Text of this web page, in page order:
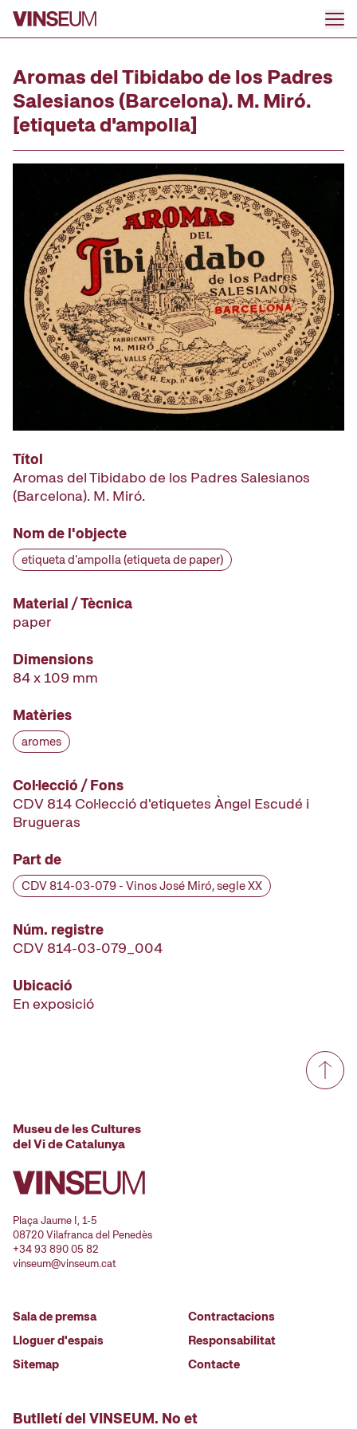
Anar al contingut
Aromas del Tibidabo de los Padres
Salesianos (Barcelona). M. Miró.
[etiqueta d'ampolla]
Títol
Aromas del Tibidabo de los Padres Salesianos
(Barcelona). M. Miró.
Nom de l'objecte
etiqueta d'ampolla (etiqueta de paper)
Material / Tècnica
paper
Dimensions
84 x 109 mm
Matèries
aromes
Col·lecció / Fons
CDV 814 Col·lecció d'etiquetes Àngel Escudé i
Brugueras
Part de
CDV 814-03-079 - Vinos José Miró, segle XX
Núm. registre
CDV 814-03-079_004
Ubicació
En exposició
Museu de les Cultures
del Vi de Catalunya
Plaça Jaume I, 1-5
08720 Vilafranca del Penedès
+34 93 890 05 82
vinseum@vinseum.cat
Sala de premsa
Lloguer d'espais
Sitemap
Contractacions
Responsabilitat
Contacte
Butlletí del VINSEUM. No et